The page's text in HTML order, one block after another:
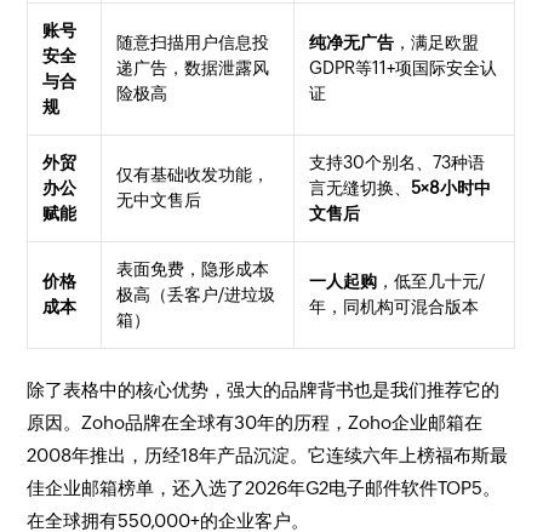
账号
安全
与合
规
随意扫描用户信息投
递广告，数据泄露风
险极高
纯净无广告 ，满足欧盟
GDPR等11+项国际安全认
证
外贸
办公
赋能
仅有基础收发功能，
无中文售后
支持30个别名、73种语
言无缝切换、5×8小时中
文售后
价格
成本
表面免费，隐形成本
极高（丢客户/进垃圾
箱）
一人起购 ，低至几十元/
年，同机构可混合版本
除了表格中的核心优势，强大的品牌背书也是我们推荐它的
原因。Zoho品牌在全球有30年的历程，Zoho企业邮箱在
2008年推出，历经18年产品沉淀。它连续六年上榜福布斯最
佳企业邮箱榜单，还入选了2026年G2电子邮件软件TOP5。
在全球拥有550,000+的企业客户。